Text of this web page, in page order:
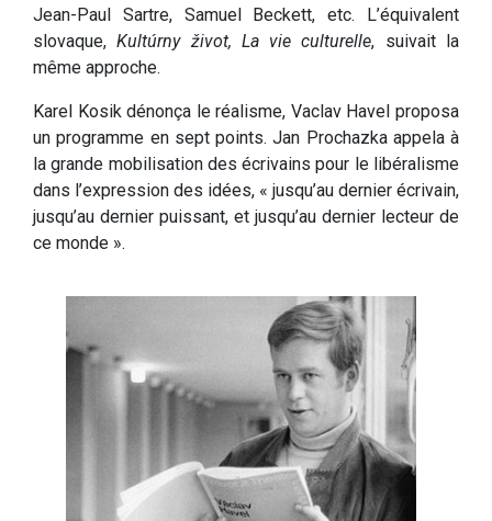
Jean-Paul Sartre, Samuel Beckett, etc. L’équivalent
slovaque,Kultúrny život, La vie culturelle, suivait la
même approche.
Karel Kosik dénonça le réalisme, Vaclav Havel proposa
un programme en sept points. Jan Prochazka appela à
la grande mobilisation des écrivains pour le libéralisme
dans l’expression des idées, « jusqu’au dernier écrivain,
jusqu’au dernier puissant, et jusqu’au dernier lecteur de
ce monde ».